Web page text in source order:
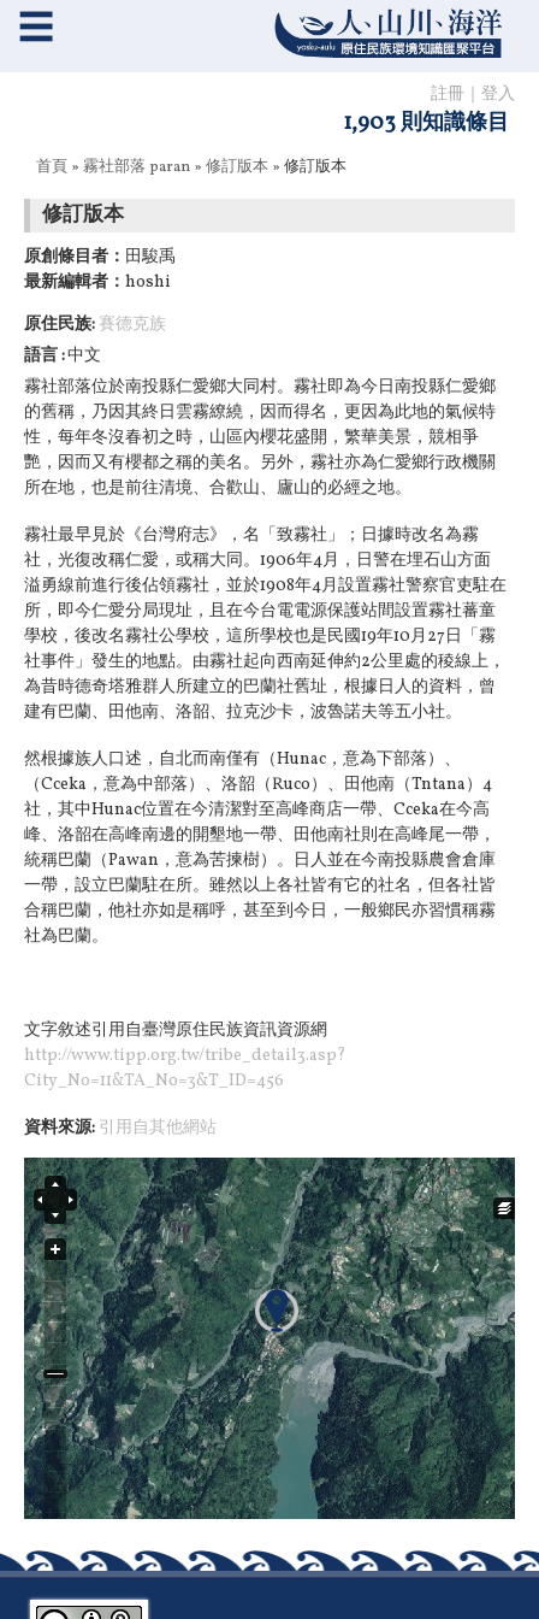
註冊 登入
1,903 則知識條目
☰
您在這裡
首頁 » 霧社部落 paran » 修訂版本 » 修訂版本
修訂版本
原創條目者： 田駿禹
最新編輯者： hoshi
原住民族: 賽德克族
語言 中文
霧社部落位於南投縣仁愛鄉大同村。霧社即為今日南投縣仁愛鄉
的舊稱，乃因其終日雲霧繚繞，因而得名，更因為此地的氣候特
性，每年冬沒春初之時，山區內櫻花盛開，繁華美景，競相爭
艷，因而又有櫻都之稱的美名。另外，霧社亦為仁愛鄉行政機關
所在地，也是前往清境、合歡山、廬山的必經之地。
霧社最早見於《台灣府志》，名「致霧社」；日據時改名為霧
社，光復改稱仁愛，或稱大同。1906年4月，日警在埋石山方面
溢勇線前進行後佔領霧社，並於1908年4月設置霧社警察官吏駐在
所，即今仁愛分局現址，且在今台電電源保護站間設置霧社蕃童
學校，後改名霧社公學校，這所學校也是民國19年10月27日「霧
社事件」發生的地點。由霧社起向西南延伸約2公里處的稜線上，
為昔時德奇塔雅群人所建立的巴蘭社舊址，根據日人的資料，曾
建有巴蘭、田他南、洛韶、拉克沙卡，波魯諾夫等五小社。
然根據族人口述，自北而南僅有（Hunac，意為下部落）、
（Cceka，意為中部落）、洛韶（Ruco）、田他南（Tntana）4
社，其中Hunac位置在今清潔對至高峰商店一帶、Cceka在今高
峰、洛韶在高峰南邊的開墾地一帶、田他南社則在高峰尾一帶，
統稱巴蘭（Pawan，意為苦揀樹）。日人並在今南投縣農會倉庫
一帶，設立巴蘭駐在所。雖然以上各社皆有它的社名，但各社皆
合稱巴蘭，他社亦如是稱呼，甚至到今日，一般鄉民亦習慣稱霧
社為巴蘭。
文字敘述引用自臺灣原住民族資訊資源網
http://www.tipp.org.tw/tribe_detail3.asp?
City_No=11&TA_No=3&T_ID=456
資料來源: 引用自其他網站